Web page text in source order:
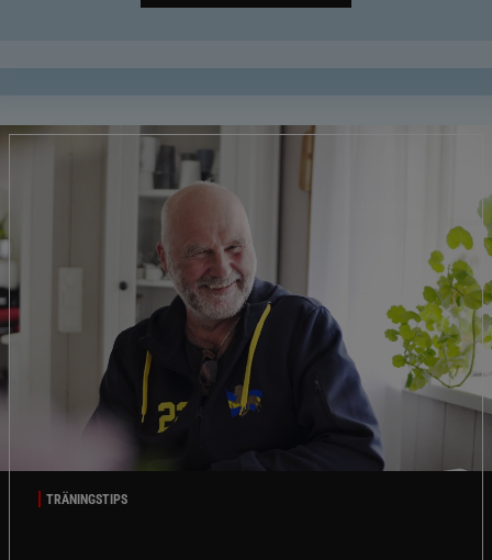
TRÄNINGSTIPS